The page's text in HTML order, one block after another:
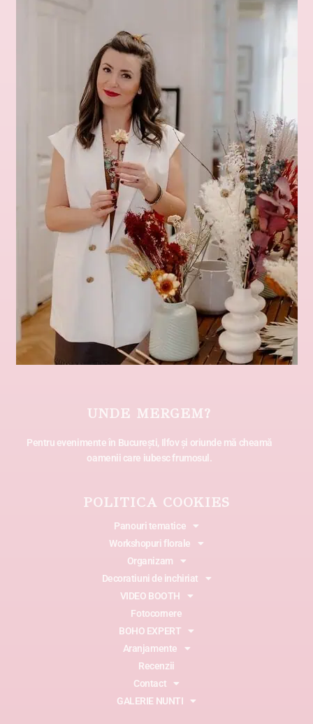
UNDE MERGEM?
Pentru evenimente în București, Ilfov și oriunde mă cheamă
oamenii care iubesc frumosul.
POLITICA COOKIES
Panouri tematice
Workshopuri florale
Organizam
Decoratiuni de inchiriat
VIDEO BOOTH
Fotocornere
BOHO EXPERT
Aranjamente
Recenzii
Contact
GALERIE NUNTI